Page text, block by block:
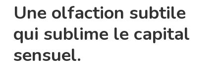
Une olfaction subtile
qui sublime le capital
sensuel.